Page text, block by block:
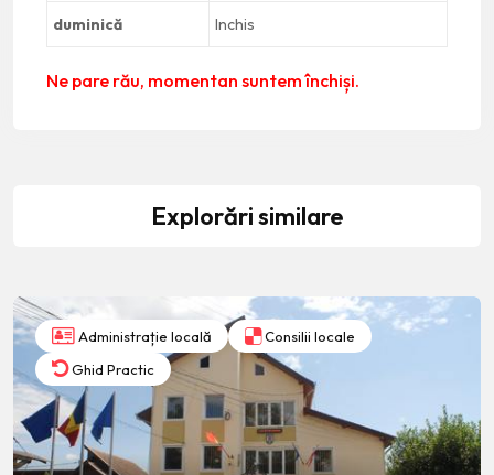
duminică Inchis
Ne pare rău, momentan suntem închiși.
Explorări similare
Administrație locală
Consilii locale
Ghid Practic